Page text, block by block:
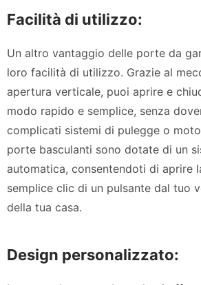
Facilità di utilizzo:
Un altro vantaggio delle porte da
loro facilità di utilizzo. Grazie al
apertura verticale, puoi aprire e
modo rapido e semplice, senza
complicati sistemi di pulegge o
porte basculanti sono dotate di un
automatica, consentendoti di aprire
semplice clic di un pulsante dal tuo
della tua casa.
Design personalizzato: